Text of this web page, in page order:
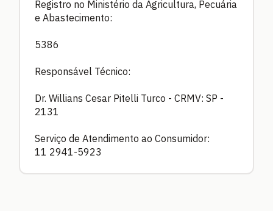
Registro no Ministério da Agricultura, Pecuária
e Abastecimento:
5386
Responsável Técnico:
Dr. Willians Cesar Pitelli Turco - CRMV: SP -
2131
Serviço de Atendimento ao Consumidor:
11 2941-5923